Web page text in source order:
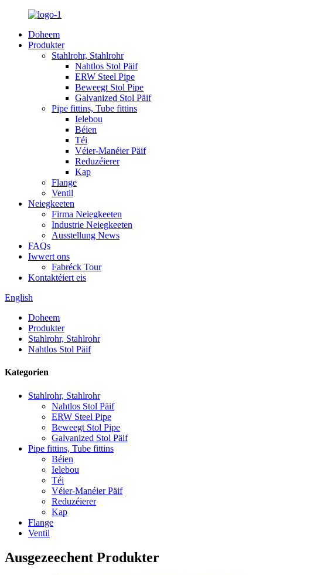
Doheem
Produkter
Stahlrohr, Stahlrohr
Nahtlos Stol Päif
ERW Steel Pipe
Beweegt Stol Pipe
Galvanized Stol Päif
Pipe fittins, Tube fittins
Ielebou
Béien
Téi
Véier-Manéier Päif
Reduzéierer
Kap
Flange
Ventil
Neiegkeeten
Firma Neiegkeeten
Industrie Neiegkeeten
Ausstellung News
FAQs
Iwwert ons
Fabréck Tour
Kontaktéiert eis
English
Doheem
Produkter
Stahlrohr, Stahlrohr
Nahtlos Stol Päif
Kategorien
Stahlrohr, Stahlrohr
Nahtlos Stol Päif
ERW Steel Pipe
Beweegt Stol Pipe
Galvanized Stol Päif
Pipe fittins, Tube fittins
Béien
Ielebou
Téi
Véier-Manéier Päif
Reduzéierer
Kap
Flange
Ventil
Ausgezeechent Produkter